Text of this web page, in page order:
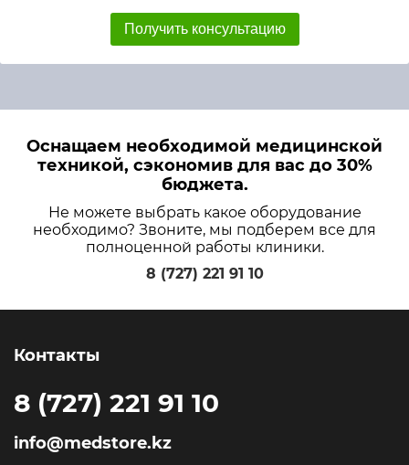
Получить консультацию
Оснащаем необходимой медицинской
техникой, сэкономив для вас до 30%
бюджета.
Не можете выбрать какое оборудование
необходимо? Звоните, мы подберем все для
полноценной работы клиники.
8 (727) 221 91 10
Контакты
8 (727) 221 91 10
info@medstore.kz